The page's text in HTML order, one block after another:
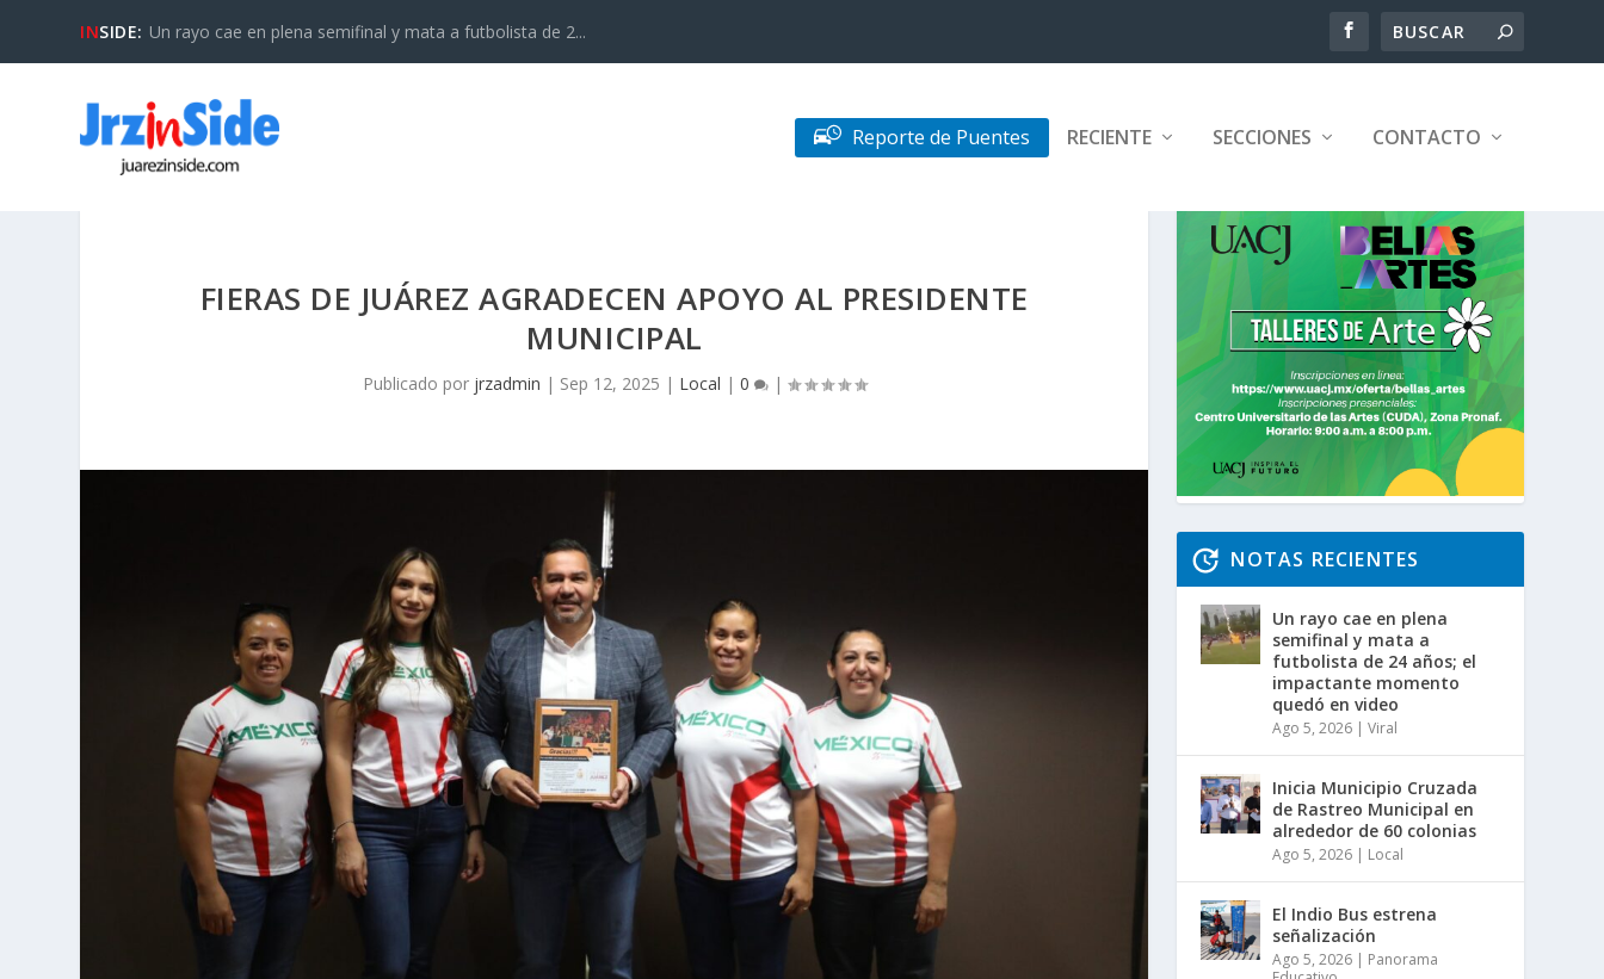
INSIDE: Un rayo cae en plena semifinal y mata a futbolista de 2...
Reporte de Puentes RECIENTE SECCIONES CONTACTO
FIERAS DE JUÁREZ AGRADECEN APOYO AL PRESIDENTE
MUNICIPAL
Publicado por jrzadmin | Sep 12, 2025 | Local | 0 |
NOTAS RECIENTES
Un rayo cae en plena
semifinal y mata a
futbolista de 24 años; el
impactante momento
quedó en video
Ago 5, 2026 |Viral
Inicia Municipio Cruzada
de Rastreo Municipal en
alrededor de 60 colonias
Ago 5, 2026 | Local
El Indio Bus estrena
señalización
Ago 5, 2026 | Panorama